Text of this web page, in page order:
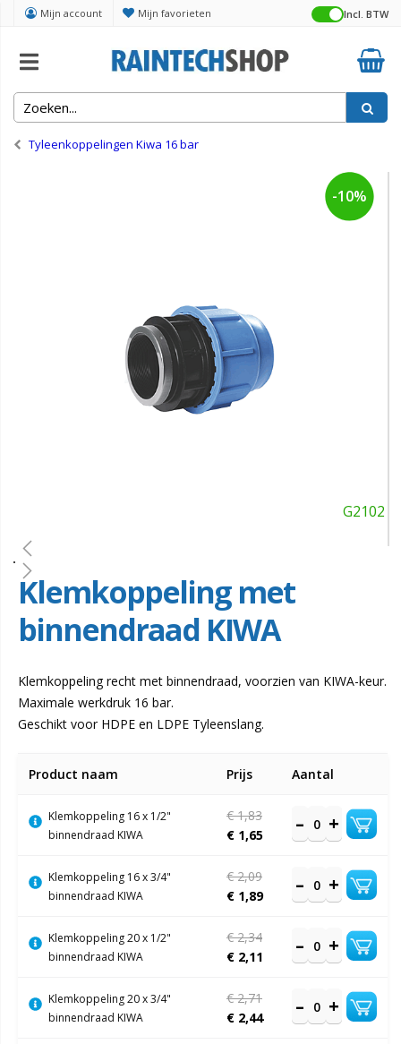
Mijn account Mijn favorieten Incl. BTW
Home
Tyleen en koppelingen
Tyleenkoppelingen Kiwa 16 bar
G2102
-10%
Klemkoppeling met
binnendraad KIWA
Klemkoppeling recht met binnendraad, voorzien van KIWA-keur.
Maximale werkdruk 16 bar.
Geschikt voor HDPE en LDPE Tyleenslang.
productitems
Product naam Prijs Aantal
Klemkoppeling 16 x 1/2"
binnendraad KIWA
€ 1,65
€ 1,83
Klemkoppeling 16 x 3/4"
binnendraad KIWA
€ 1,89
€ 2,09
Klemkoppeling 20 x 1/2"
binnendraad KIWA
€ 2,11
€ 2,34
Klemkoppeling 20 x 3/4"
binnendraad KIWA
€ 2,44
€ 2,71